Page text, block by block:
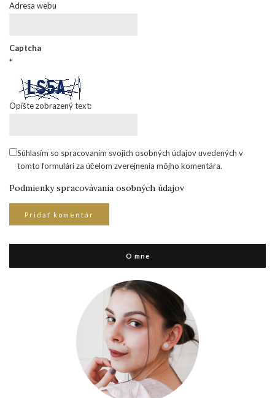
Adresa webu
Captcha
*
Opíšte zobrazený text:
Súhlasím so spracovaním svojich osobných údajov uvedených v
tomto formulári za účelom zverejnenia môjho komentára.
Podmienky spracovávania osobných údajov
O mne